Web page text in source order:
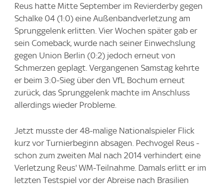
Reus hatte Mitte September im Revierderby gegen
Schalke 04 (1:0) eine Außenbandverletzung am
Sprunggelenk erlitten. Vier Wochen später gab er
sein Comeback, wurde nach seiner Einwechslung
gegen Union Berlin (0:2) jedoch erneut von
Schmerzen geplagt. Vergangenen Samstag kehrte
er beim 3:0-Sieg über den VfL Bochum erneut
zurück, das Sprunggelenk machte im Anschluss
allerdings wieder Probleme.
Jetzt musste der 48-malige Nationalspieler Flick
kurz vor Turnierbeginn absagen. Pechvogel Reus -
schon zum zweiten Mal nach 2014 verhindert eine
Verletzung Reus' WM-Teilnahme. Damals erlitt er im
letzten Testspiel vor der Abreise nach Brasilien